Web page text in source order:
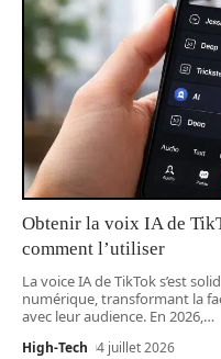
Obtenir la voix IA de
comment l’utiliser
La voice IA de TikTok s’est
numérique, transformant la
avec leur audience. En 2026,…
High-Tech 4 juillet 2026